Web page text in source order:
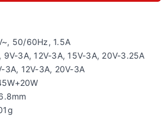
50/60Hz, 1.5A
3A, 12V-3A, 15V-3A, 20V-3.25A
3A, 12V-3A, 20V-3A